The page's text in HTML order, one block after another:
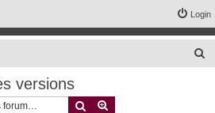
Login
versions
Search